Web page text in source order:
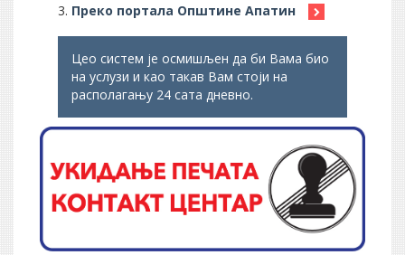
Преко портала Општине Апатин
Цео систем је осмишљен да би Вама био
на услузи и као такав Вам стоји на
располагању 24 сата дневно.